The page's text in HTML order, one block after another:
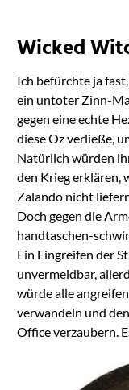
Wicked
Ich befürchte ja
ein untoter Zinn-
gegen eine echte
diese Oz verließe,
Natürlich würden
den Krieg erklären,
Zalando nicht
Doch gegen die
handtaschen-
Ein Eingreifen der
unvermeidbar,
würde alle
verwandeln und
Office verzaubern.